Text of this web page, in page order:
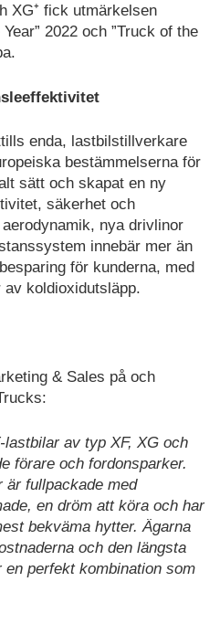
XG⁺ fick utmärkelsen
2022 och ”Truck of the
enda, lastbilstillverkare
bestämmelserna för
sätt och skapat en ny
säkerhet och
nya drivlinor
innebär mer än
för kunderna, med
koldioxidutsläpp.
& Sales på och
av typ XF, XG och
förare och fordonsparker.
är fullpackade med
en dröm att köra och har
bekväma hytter. Ägarna
och den längsta
perfekt kombination som